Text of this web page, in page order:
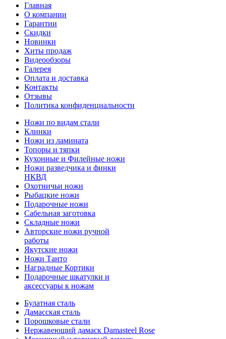
Главная
О компании
Гарантии
Скидки
Новинки
Хиты продаж
Видеообзоры
Галерея
Оплата и доставка
Контакты
Отзывы
Политика конфиденциальности
Ножи по видам стали
Клинки
Ножи из ламината
Топоры и тяпки
Кухонные и Филейные ножи
Ножи разведчика и финки
НКВД
Охотничьи ножи
Рыбацкие ножи
Подарочные ножи
Сабельная заготовка
Складные ножи
Авторские ножи ручной
работы
Якутские ножи
Ножи Танто
Наградные Кортики
Подарочные шкатулки и
аксессуары к ножам
Булатная сталь
Дамасская сталь
Порошковые стали
Нержавеющий дамаск Damasteel Rose